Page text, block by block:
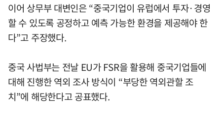
이어 상무부 대변인은 “중국기업이 유럽에서 투자·경영
할 수 있도록 공정하고 예측 가능한 환경을 제공해야 한
다”고 주장했다.
중국 사법부는 전날 EU가 FSR을 활용해 중국기업들에
대해 진행한 역외 조사 방식이 “부당한 역외관할 조
치”에 해당한다고 공표했다.